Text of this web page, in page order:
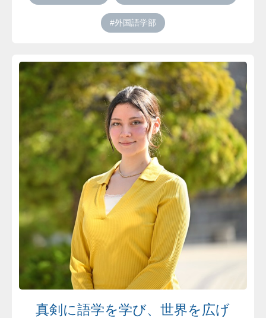
#外国語学部
真剣に語学を学び、世界を広げ